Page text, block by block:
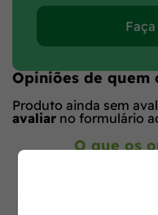
Opiniões de
Produto ainda sem
avaliar no formulário
O que os